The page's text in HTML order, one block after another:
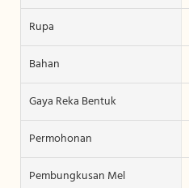
Rupa
Bahan
Gaya Reka Bentuk
Permohonan
Pembungkusan Mel